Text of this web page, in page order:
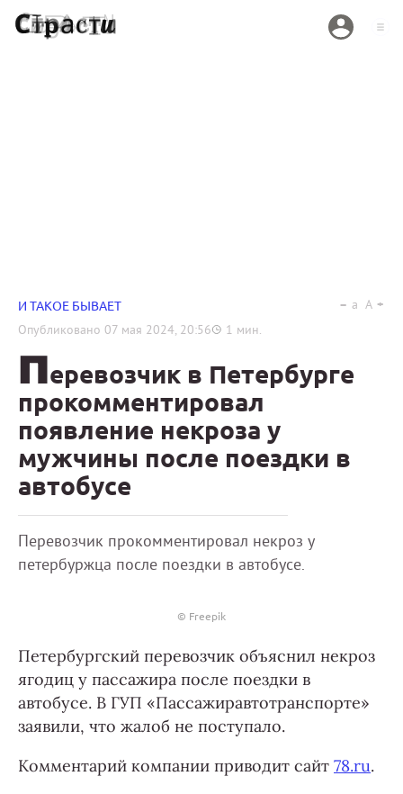
И ТАКОЕ БЫВАЕТ
Опубликовано 07 мая 2024, 20:56 1 мин.
a A
Перевозчик в Петербурге
прокомментировал
появление некроза у
мужчины после поездки в
автобусе
Перевозчик прокомментировал некроз у
петербуржца после поездки в автобусе.
© Freepik
Петербургский перевозчик объяснил некроз
ягодиц у пассажира после поездки в
автобусе. В ГУП «Пассажиравтотранспорте»
заявили, что жалоб не поступало.
Комментарий компании приводит сайт 78.ru.